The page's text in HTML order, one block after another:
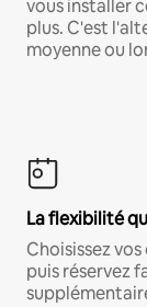
vous installer
plus. C'est
moyenne ou
La flexibilité
Choisissez
puis réservez